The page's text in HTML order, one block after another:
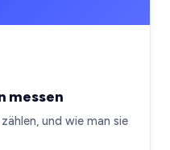
messen
und wie man sie